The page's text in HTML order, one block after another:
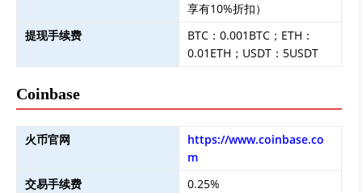
享有10%折扣）
提现手续费
BTC：0.001BTC；ETH：
0.01ETH；USDT：5USDT
Coinbase
火币官网
https://www.coinbase.co
m
交易手续费
0.25%